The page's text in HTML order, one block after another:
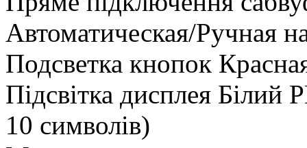
Автоматическая/Ручная
Подсветка кнопок
Підсвітка дисплея Білий
10 символів)